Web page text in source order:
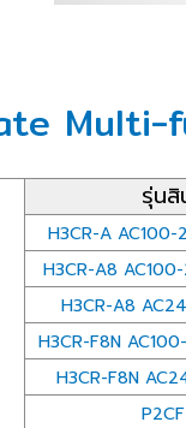
Multi-
รุ่นสิ
H3CR-A
H3CR-A8
H3CR-A8
H3CR-F8N
H3CR-F8N